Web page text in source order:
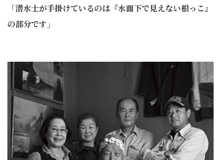
「潜水士が手掛けているのは『水面下で見えない根っこ』
の部分です」